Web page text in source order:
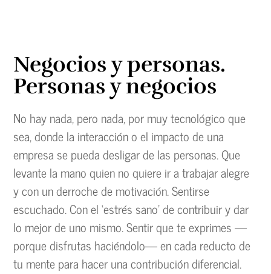
Negocios y personas.
Personas y negocios
No hay nada, pero nada, por muy tecnológico que
sea, donde la interacción o el impacto de una
empresa se pueda desligar de las personas. Que
levante la mano quien no quiere ir a trabajar alegre
y con un derroche de motivación. Sentirse
escuchado. Con el ‘estrés sano’ de contribuir y dar
lo mejor de uno mismo. Sentir que te exprimes —
porque disfrutas haciéndolo— en cada reducto de
tu mente para hacer una contribución diferencial.